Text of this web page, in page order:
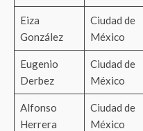
Eiza
González
Ciudad de
México
Eugenio
Derbez
Ciudad de
México
Alfonso
Herrera
Ciudad de
México